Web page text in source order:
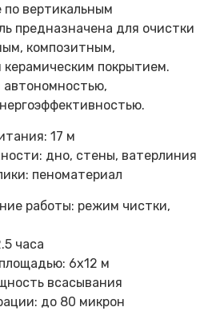
вертикальным
предназначена для очистки
композитным,
покрытием.
автономностью,
17 м
дно, стены, ватерлиния
пеноматериал
работы: режим чистки,
часа
6х12 м
всасывания
до 80 микрон